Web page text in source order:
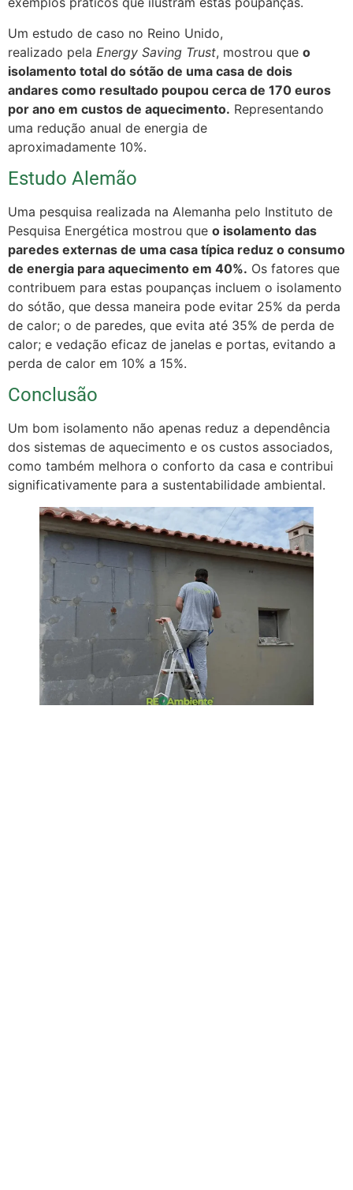
Um estudo de caso no Reino Unido,
realizado pela Energy Saving Trust, mostrou que o
isolamento total do sótão de uma casa de dois
andares como resultado poupou cerca de 170 euros
por ano em custos de aquecimento. Representando
uma redução anual de energia de
aproximadamente 10%.
Estudo Alemão
Uma pesquisa realizada na Alemanha pelo Instituto de
Pesquisa Energética mostrou que o isolamento das
paredes externas de uma casa típica reduz o consumo
de energia para aquecimento em 40%. Os fatores que
contribuem para estas poupanças incluem o isolamento
do sótão, que dessa maneira pode evitar 25% da perda
de calor; o de paredes, que evita até 35% de perda de
calor; e vedação eficaz de janelas e portas, evitando a
perda de calor em 10% a 15%.
Conclusão
Um bom isolamento não apenas reduz a dependência
dos sistemas de aquecimento e os custos associados,
como também melhora o conforto da casa e contribui
significativamente para a sustentabilidade ambiental.